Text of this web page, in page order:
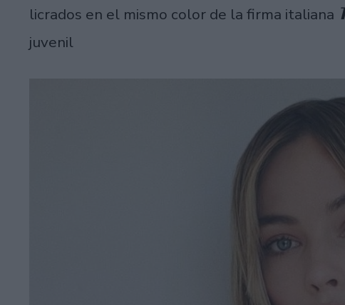
licrados en el mismo color de la firma italiana
juvenil